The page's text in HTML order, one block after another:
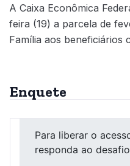
A Caixa Econômica
feira (19) a parcela de
Família aos beneficiários
Enquete